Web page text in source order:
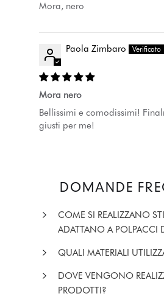
Mora, nero
Paola Zimbaro
Mora nero
Bellissimi e comodissimi!
giusti per me!
DOMANDE
COME SI REALIZZANO
ADATTANO A POLPACCI
QUALI MATERIALI
DOVE VENGONO
PRODOTTI?